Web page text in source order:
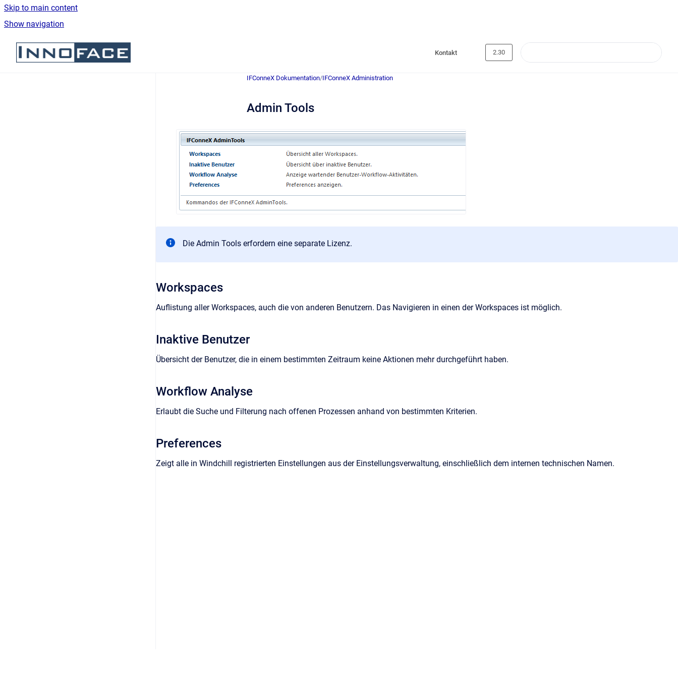
Skip to main content
Show navigation
Go to homepage
Kontakt 2.30
IFConneX Dokumentation/IFConneX Administration
Admin Tools
Die Admin Tools erfordern eine separate Lizenz.
Workspaces
Auflistung aller Workspaces, auch die von anderen Benutzern. Das Navigieren in einen der Workspaces ist möglich.
Inaktive Benutzer
Übersicht der Benutzer, die in einem bestimmten Zeitraum keine Aktionen mehr durchgeführt haben.
Workflow Analyse
Erlaubt die Suche und Filterung nach offenen Prozessen anhand von bestimmten Kriterien.
Preferences
Zeigt alle in Windchill registrierten Einstellungen aus der Einstellungsverwaltung, einschließlich dem internen technischen Namen.